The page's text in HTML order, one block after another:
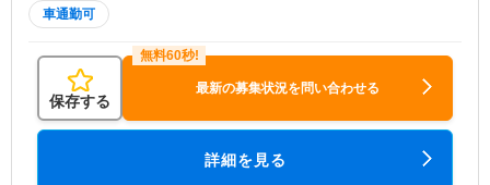
車通勤可
保存する
最新の募集状況を問い合わせる
詳細を見る